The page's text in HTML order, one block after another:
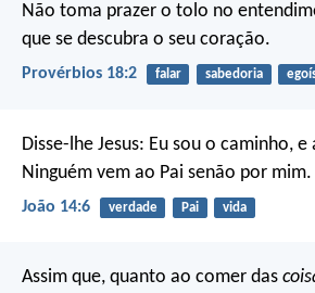
Não toma prazer o tolo no
que se descubra o seu coração.
Provérbios 18:2 falar sabedoria
Disse-lhe Jesus: Eu sou o caminho,
Ninguém vem ao Pai senão por mim.
João 14:6 verdade Pai vida
Assim que, quanto ao comer das